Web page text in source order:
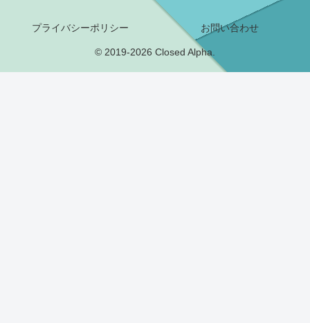
プライバシーポリシー お問い合わせ
© 2019-2026 Closed Alpha.